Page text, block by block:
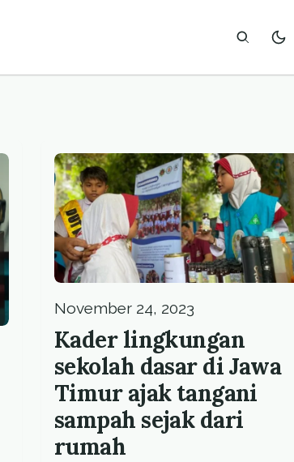
November 24, 2023
Kader lingkungan
sekolah dasar di Jawa
Timur ajak tangani
sampah sejak dari
rumah